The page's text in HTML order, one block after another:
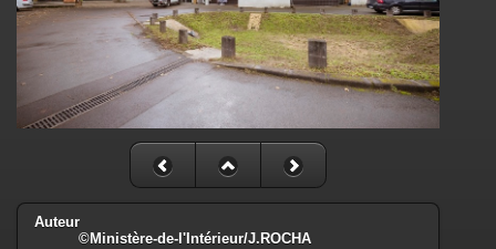
Auteur
©Ministère-de-l'Intérieur/J.ROCHA